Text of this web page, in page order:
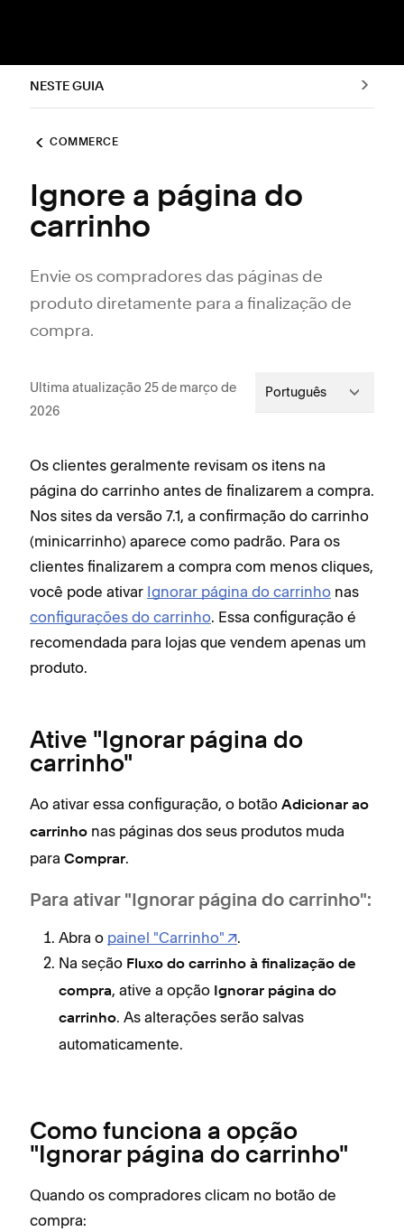
NESTE GUIA
COMMERCE
Ignore a página do
carrinho
Envie os compradores das páginas de
produto diretamente para a finalização de
compra.
Ultima atualização 25 de março de
2026
Português
Os clientes geralmente revisam os itens na
página do carrinho antes de finalizarem a compra.
Nos sites da versão 7.1, a confirmação do carrinho
(minicarrinho) aparece como padrão. Para os
clientes finalizarem a compra com menos cliques,
você pode ativar Ignorar página do carrinho nas
configurações do carrinho. Essa configuração é
recomendada para lojas que vendem apenas um
produto.
Ative "Ignorar página do
carrinho"
Ao ativar essa configuração, o botão Adicionar ao
carrinho nas páginas dos seus produtos muda
para Comprar.
Para ativar "Ignorar página do carrinho":
Abra o painel "Carrinho"
.
Na seção Fluxo do carrinho à finalização de
compra, ative a opção Ignorar página do
carrinho. As alterações serão salvas
automaticamente.
Como funciona a opção
"Ignorar página do carrinho"
Quando os compradores clicam no botão de
compra: